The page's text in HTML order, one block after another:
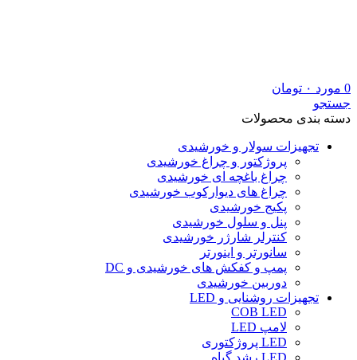
0 مورد ۰ تومان
جستجو
دسته بندی محصولات
تجهیزات سولار و خورشیدی
پروژکتور و چراغ خورشیدی
چراغ باغچه ای خورشیدی
چراغ های دیوارکوب خورشیدی
پکیج خورشیدی
پنل و سلول خورشیدی
کنترلر شارژر خورشیدی
سانورتر و اینورتر
پمپ و کفکش های خورشیدی و DC
دوربین خورشیدی
تجهیزات روشنایی و LED
COB LED
لامپ LED
LED پروژکتوری
LED رشد گیاه